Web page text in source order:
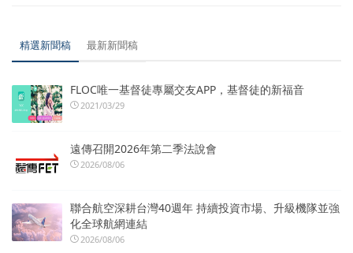
精選新聞稿 最新新聞稿
FLOC唯一基督徒專屬交友APP，基督徒的新福音
2021/03/29
遠傳召開2026年第二季法說會
2026/08/06
聯合航空深耕台灣40週年 持續投資市場、升級機隊並強
化全球航網連結
2026/08/06